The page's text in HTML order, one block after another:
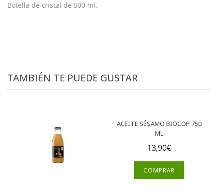
Botella de cristal de 500 ml.
TAMBIÉN TE PUEDE GUSTAR
ACEITE SÉSAMO BIOCOP 750
ML
13,90€
COMPRAR